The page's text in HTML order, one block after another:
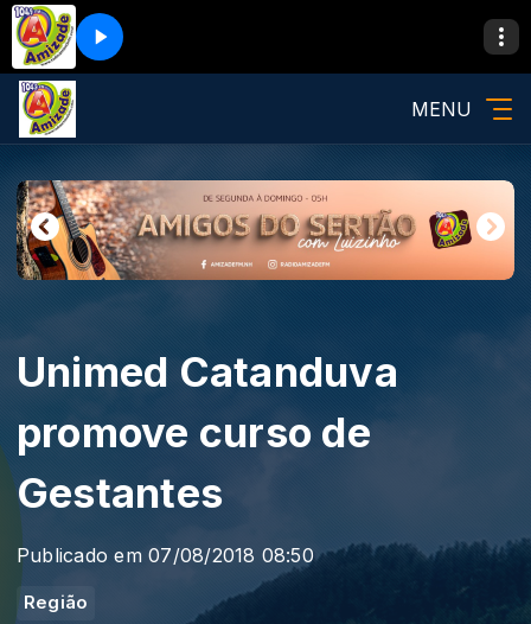
MENU
Unimed Catanduva
promove curso de
Gestantes
Publicado em 07/08/2018 08:50
Região